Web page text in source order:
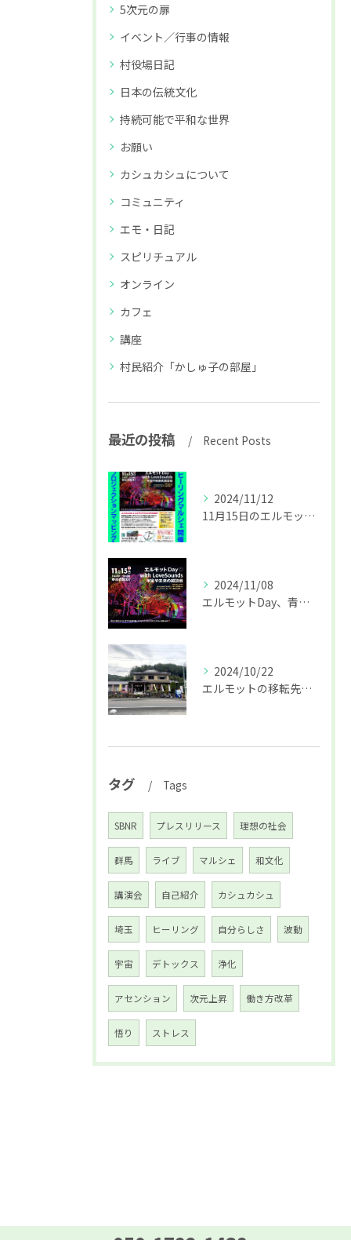
5次元の扉
イベント／行事の情報
村役場日記
日本の伝統文化
持続可能で平和な世界
お願い
カシュカシュについて
コミュニティ
エモ・日記
スピリチュアル
オンライン
カフェ
講座
村民紹介「かしゅ子の部屋」
最近の投稿 Recent Posts
2024/11/12
11月15日のエルモットDay詳細
2024/11/08
エルモットDay、青梅初開催はプロジェクションマッピングも♪
2024/10/22
エルモットの移転先決定☆オープニングイベントのお知らせ♪
タグ Tags
SBNR プレスリリース 理想の社会
群馬 ライブ マルシェ 和文化
講演会 自己紹介 カシュカシュ
埼玉 ヒーリング 自分らしさ 波動
宇宙 デトックス 浄化
アセンション 次元上昇 働き方改革
悟り ストレス